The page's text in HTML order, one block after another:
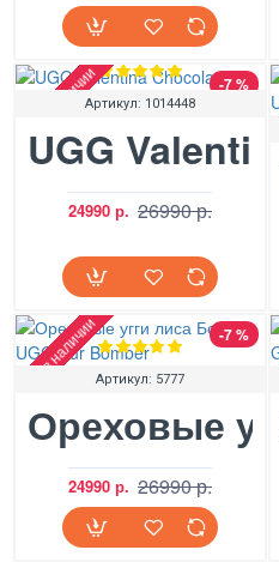
-7 %
Нет в наличииАртикул: 1014448
UGG
24990 р. 26990 р.
-7 %
Нет в наличииАртикул: 5777
Ореховые
24990 р. 26990 р.